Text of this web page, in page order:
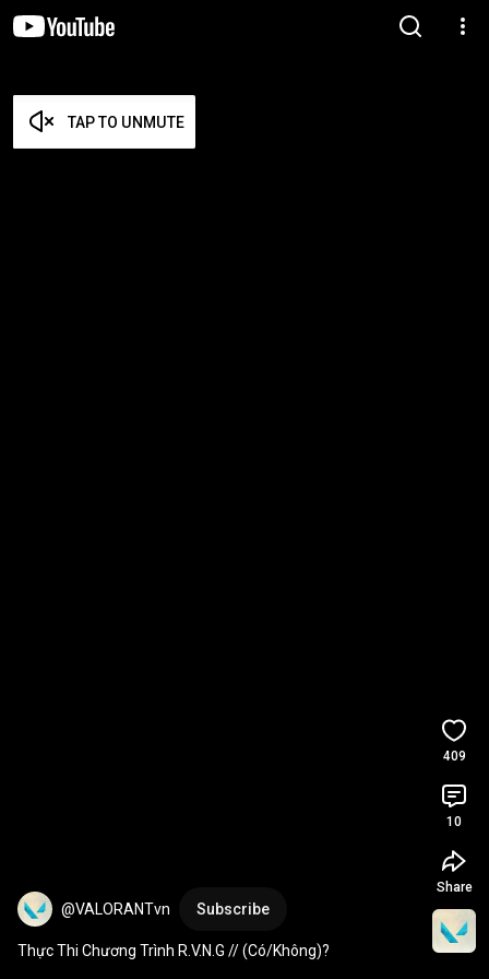
TAP TO UNMUTE
@VALORANTvn Subscribe
Thực Thi Chương Trình R.V.N.G // (Có/Không)?
409
10
Share